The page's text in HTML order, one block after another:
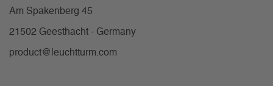
Am Spakenberg 45
21502 Geesthacht - Germany
product@leuchtturm.com